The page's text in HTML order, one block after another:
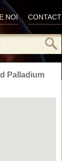
CONTACT
NOI
Palladium